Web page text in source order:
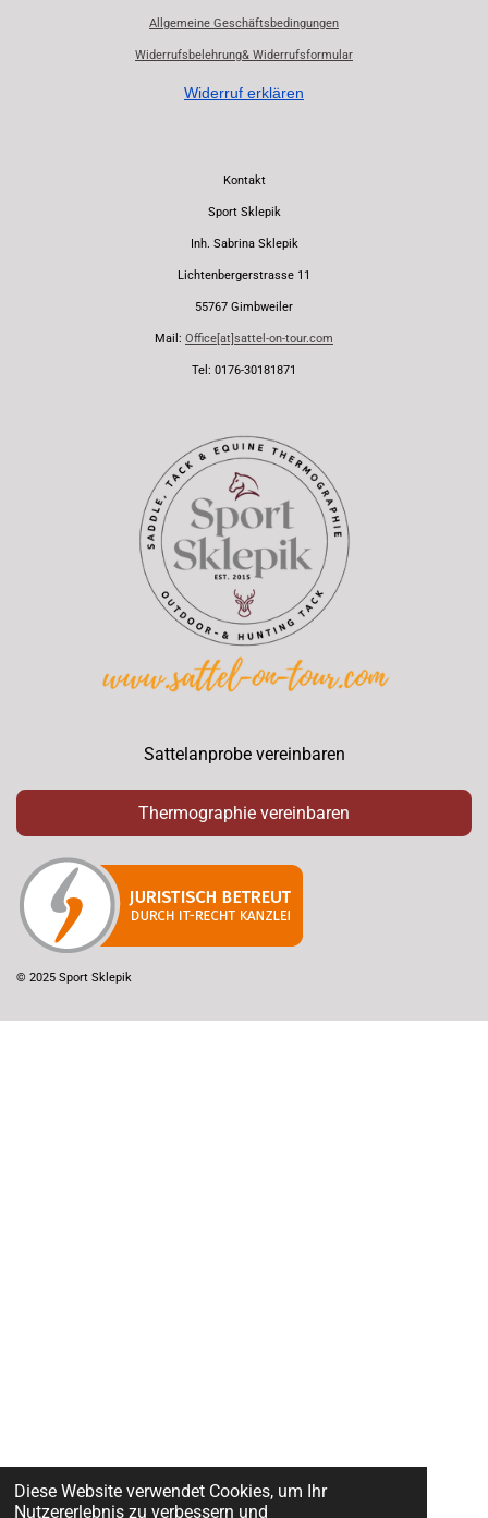
Diese Website verwendet Cookies, um Ihr
Nutzererlebnis zu verbessern und
Allgemeine Geschäftsbedingungen
Widerrufsbelehrung& Widerrufsformular
Widerruf erklären
Kontakt
Sport Sklepik
Inh. Sabrina Sklepik
Lichtenbergerstrasse 11
55767 Gimbweiler
Mail: Office[at]sattel-on-tour.com
Tel: 0176-30181871
Sattelanprobe vereinbaren
Thermographie vereinbaren
© 2025 Sport Sklepik